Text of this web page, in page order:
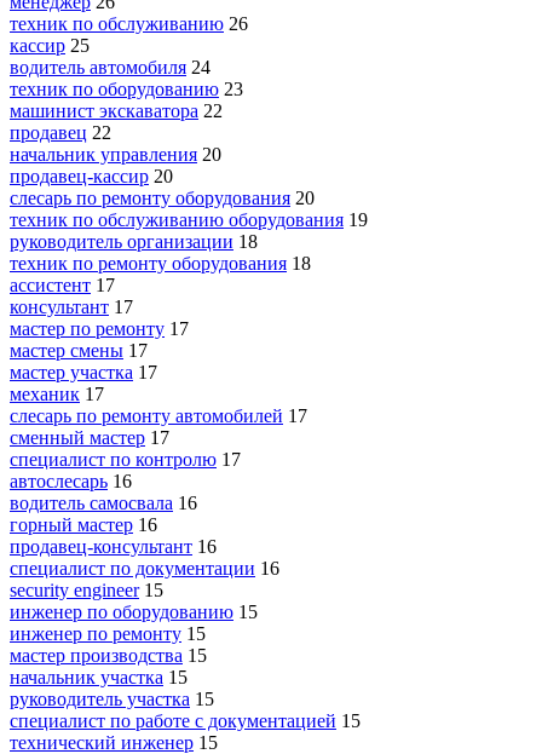
техник по обслуживанию 26
кассир 25
водитель автомобиля 24
техник по оборудованию 23
машинист экскаватора 22
продавец 22
начальник управления 20
продавец-кассир 20
слесарь по ремонту оборудования 20
техник по обслуживанию оборудования 19
руководитель организации 18
техник по ремонту оборудования 18
ассистент 17
консультант 17
мастер по ремонту 17
мастер смены 17
мастер участка 17
механик 17
слесарь по ремонту автомобилей 17
сменный мастер 17
специалист по контролю 17
автослесарь 16
водитель самосвала 16
горный мастер 16
продавец-консультант 16
специалист по документации 16
security engineer 15
инженер по оборудованию 15
инженер по ремонту 15
мастер производства 15
начальник участка 15
руководитель участка 15
специалист по работе с документацией 15
технический инженер 15